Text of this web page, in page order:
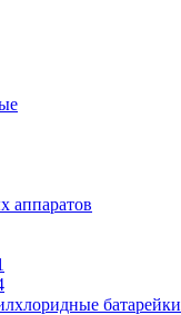
аппаратов
батарейки